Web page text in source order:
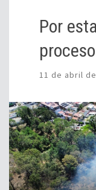
Por
11 de abril